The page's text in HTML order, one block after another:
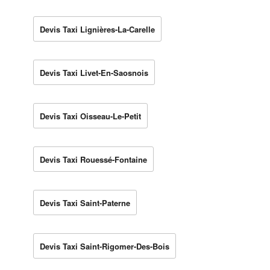
Devis Taxi Lignières-La-Carelle
Devis Taxi Livet-En-Saosnois
Devis Taxi Oisseau-Le-Petit
Devis Taxi Rouessé-Fontaine
Devis Taxi Saint-Paterne
Devis Taxi Saint-Rigomer-Des-Bois